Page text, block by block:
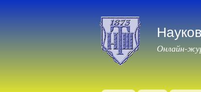
Онлайн-